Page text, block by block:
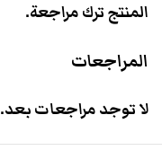
المراجعات
لا توجد مراجعات بعد.
المنتج ترك مراجعة.